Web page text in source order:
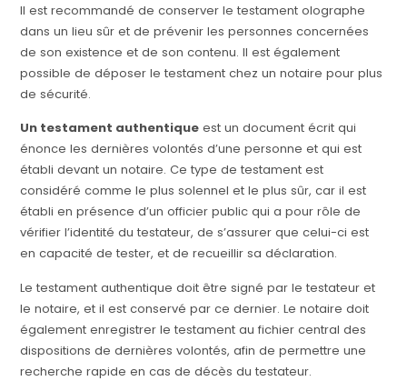
Il est recommandé de conserver le testament olographe
dans un lieu sûr et de prévenir les personnes concernées
de son existence et de son contenu. Il est également
possible de déposer le testament chez un notaire pour plus
de sécurité.
Un testament authentique est un document écrit qui
énonce les dernières volontés d’une personne et qui est
établi devant un notaire. Ce type de testament est
considéré comme le plus solennel et le plus sûr, car il est
établi en présence d’un officier public qui a pour rôle de
vérifier l’identité du testateur, de s’assurer que celui-ci est
en capacité de tester, et de recueillir sa déclaration.
Le testament authentique doit être signé par le testateur et
le notaire, et il est conservé par ce dernier. Le notaire doit
également enregistrer le testament au fichier central des
dispositions de dernières volontés, afin de permettre une
recherche rapide en cas de décès du testateur.